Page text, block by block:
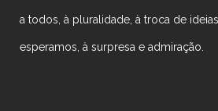
a todos, à pluralidade, à troca de
esperamos, à surpresa e admiração.